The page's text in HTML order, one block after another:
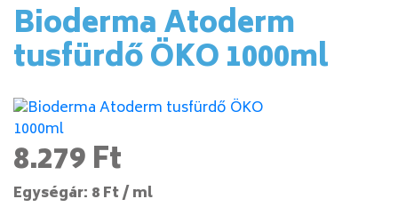
Bioderma Atoderm
tusfürdő ÖKO 1000ml
8.279 Ft
Egységár: 8 Ft / ml